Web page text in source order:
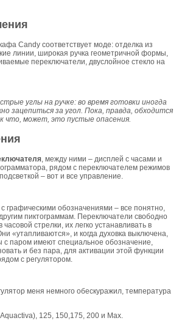
Candy соответствует моде: отделка из
линии, широкая ручка геометричной формы,
переключатели, двуслойное стекло на
углы на ручке: во время готовки иногда
зацепиться за угол. Пока, правда, обходится
что, может, это пустые опасения.
, между ними – дисплей с часами и
рядом с переключателем режимов
– вот и все управление.
графическими обозначениями – все понятно,
пиктограммам. Переключатели свободно
стрелки, их легко устанавливать в
«утапливаются», и когда духовка выключена,
с паром имеют специальное обозначение,
и без пара, для активации этой функции
с регулятором.
меня немного обескуражил, температура
125, 150,175, 200 и Мах.